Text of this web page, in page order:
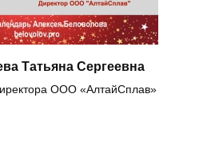
Татьяна Сергеевна
ООО «АлтайСплав»